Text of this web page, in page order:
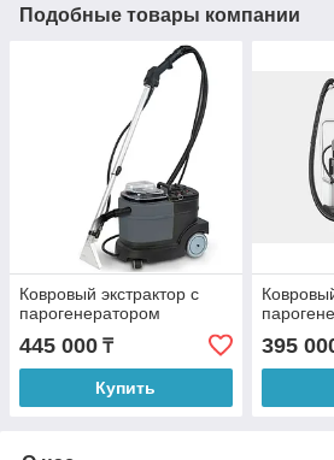
Подобные товары компании
Ковровый экстрактор с
парогенератором
445 000 ₸
Купить
395